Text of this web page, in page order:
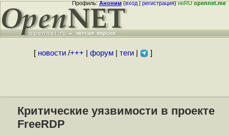
Профиль:Аноним(вход|регистрация)неRUopennet.me
[ новости/+++ форум| теги| ]
Критические уязвимости в проекте
FreeRDP